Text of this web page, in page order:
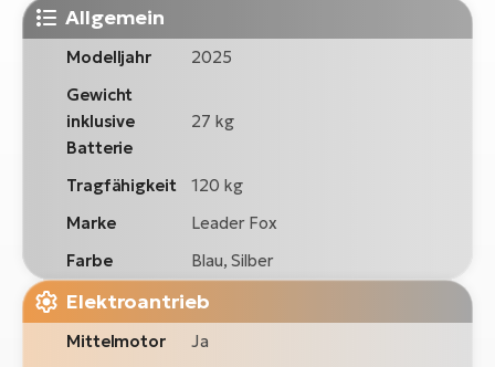
Allgemein
Modelljahr
2025
Gewicht
inklusive
Batterie
27 kg
Tragfähigkeit
120 kg
Marke
Leader Fox
Farbe
Blau, Silber
Elektroantrieb
Mittelmotor
Ja